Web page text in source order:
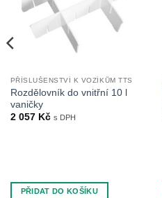
PŘÍSLUŠENSTVÍ K VOZÍKŮM TTS
Rozdělovník do vnitřní 10 l
vaničky
2 057 Kč s DPH
PŘIDAT DO KOŠÍKU